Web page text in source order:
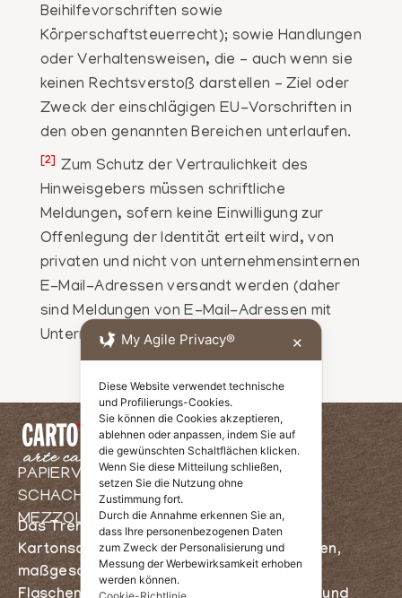
Beihilfevorschriften sowie
Körperschaftsteuerrecht); sowie Handlungen
oder Verhaltensweisen, die – auch wenn sie
keinen Rechtsverstoß darstellen – Ziel oder
Zweck der einschlägigen EU-Vorschriften in
den oben genannten Bereichen unterlaufen.
[2] Zum Schutz der Vertraulichkeit des
Hinweisgebers müssen schriftliche
Meldungen, sofern keine Einwilligung zur
Offenlegung der Identität erteilt wird, von
privaten und nicht von unternehmensinternen
E-Mail-Adressen versandt werden (daher
sind Meldungen von E-Mail-Adressen mit
Unternehmensdomain zu vermeiden).
PAPIERVERARBEITUNG UND
SCHACHTELHERSTELLUNG IN
MEZZOLOMBARDO, TRIENT
Das Trentiner Packaging – Herstellung von
Kartonschachteln, Weihnachtsverpackungen,
maßgeschneidertem Packaging,
My Agile Privacy® ✕
Diese Website verwendet technische
und Profilierungs-Cookies.
Sie können die Cookies akzeptieren,
ablehnen oder anpassen, indem Sie auf
die gewünschten Schaltflächen klicken.
Wenn Sie diese Mitteilung schließen,
setzen Sie die Nutzung ohne
Zustimmung fort.
Durch die Annahme erkennen Sie an,
dass Ihre personenbezogenen Daten
zum Zweck der Personalisierung und
Messung der Werbewirksamkeit erhoben
werden können.